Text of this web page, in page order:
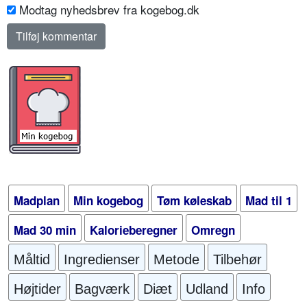
Modtag nyhedsbrev fra kogebog.dk
Madplan Min kogebog Tøm køleskab
Mad til 1
Mad 30 min
Kalorieberegner Omregn
Måltid Ingredienser Metode
Tilbehør
Højtider
Bagværk Diæt Udland Info